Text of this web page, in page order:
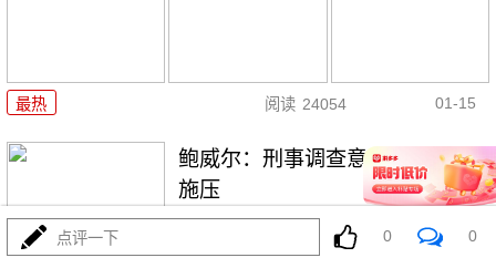
最热 阅读 24054 01-15
鲍威尔：刑事调查意在对美联储
施压
阅读 24225
点评一下 0 0